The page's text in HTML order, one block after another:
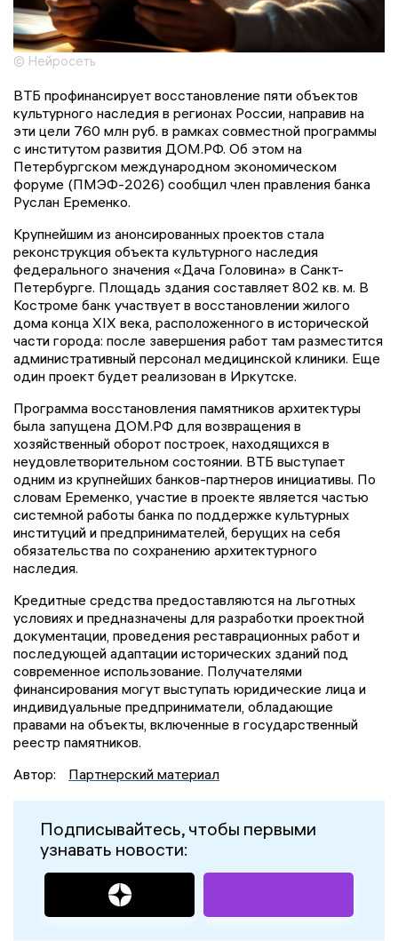
© Нейросеть
ВТБ профинансирует восстановление пяти объектов
культурного наследия в регионах России, направив на
эти цели 760 млн руб. в рамках совместной программы
с институтом развития ДОМ.РФ. Об этом на
Петербургском международном экономическом
форуме (ПМЭФ-2026) сообщил член правления банка
Руслан Еременко.
Крупнейшим из анонсированных проектов стала
реконструкция объекта культурного наследия
федерального значения «Дача Головина» в Санкт-
Петербурге. Площадь здания составляет 802 кв. м. В
Костроме банк участвует в восстановлении жилого
дома конца XIX века, расположенного в исторической
части города: после завершения работ там разместится
административный персонал медицинской клиники. Еще
один проект будет реализован в Иркутске.
Программа восстановления памятников архитектуры
была запущена ДОМ.РФ для возвращения в
хозяйственный оборот построек, находящихся в
неудовлетворительном состоянии. ВТБ выступает
одним из крупнейших банков-партнеров инициативы. По
словам Еременко, участие в проекте является частью
системной работы банка по поддержке культурных
институций и предпринимателей, берущих на себя
обязательства по сохранению архитектурного
наследия.
Кредитные средства предоставляются на льготных
условиях и предназначены для разработки проектной
документации, проведения реставрационных работ и
последующей адаптации исторических зданий под
современное использование. Получателями
финансирования могут выступать юридические лица и
индивидуальные предприниматели, обладающие
правами на объекты, включенные в государственный
реестр памятников.
Автор:
Партнерский материал
Подписывайтесь, чтобы первыми
узнавать новости: